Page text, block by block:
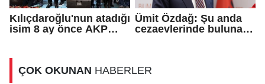
Kılıçdaroğlu'nun atadığı
isim 8 ay önce AKP
Ümit Özdağ: Şu anda
cezaevlerinde bulunan
ÇOK OKUNAN HABERLER